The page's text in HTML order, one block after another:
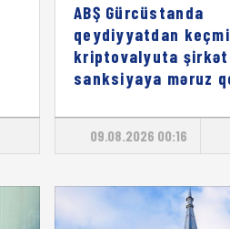
ABŞ Gürcüstanda
qeydiyyatdan
kriptovalyuta
sanksiyaya məruz
09.08.2026 00:16